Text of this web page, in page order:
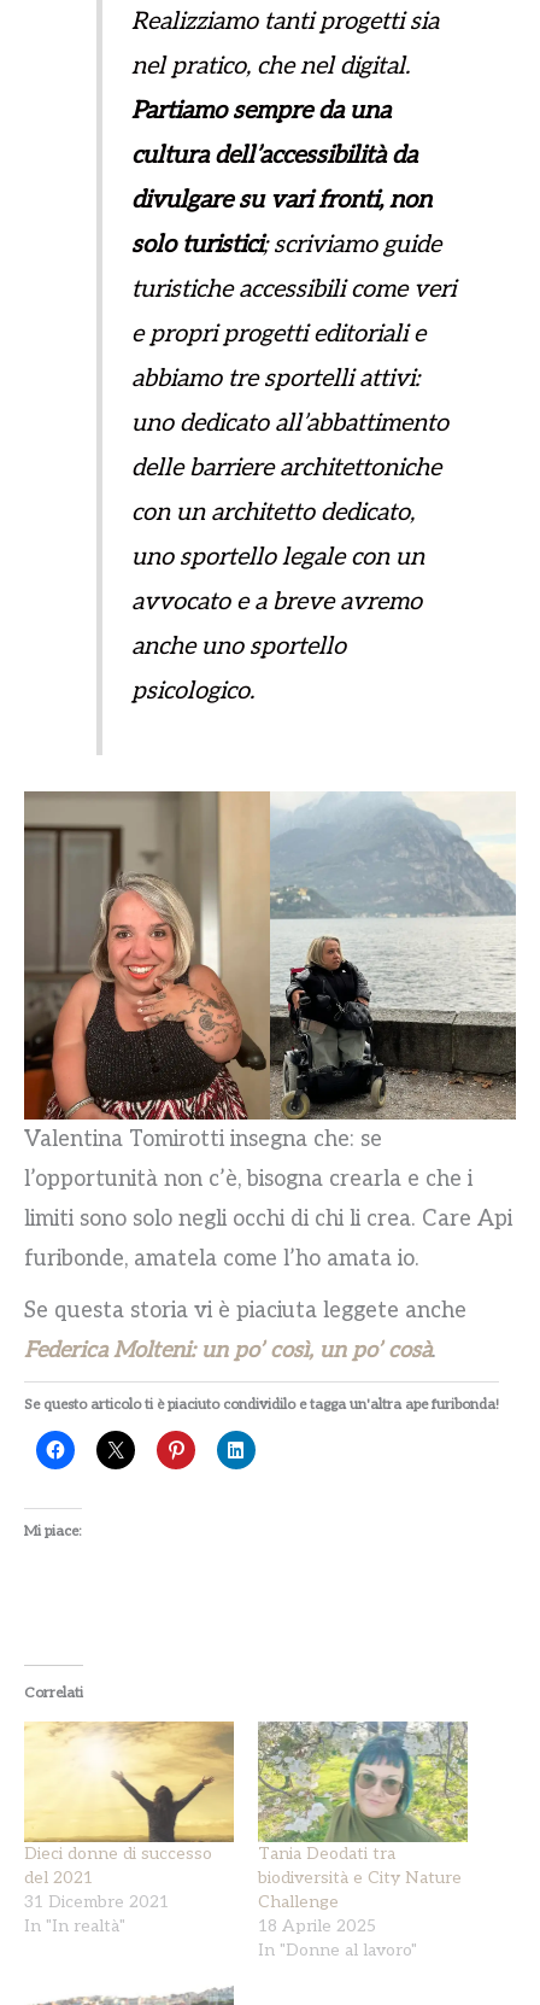
Realizziamo tanti progetti sia
nel pratico, che nel digital.
Partiamo sempre da una
cultura dell’accessibilità da
divulgare su vari fronti, non
solo turistici; scriviamo guide
turistiche accessibili come veri
e propri progetti editoriali e
abbiamo tre sportelli attivi:
uno dedicato all’abbattimento
delle barriere architettoniche
con un architetto dedicato,
uno sportello legale con un
avvocato e a breve avremo
anche uno sportello
psicologico.
Valentina Tomirotti insegna che: se
l’opportunità non c’è, bisogna crearla e che i
limiti sono solo negli occhi di chi li crea. Care Api
furibonde, amatela come l’ho amata io.
Se questa storia vi è piaciuta leggete anche
Federica Molteni: un po’ così, un po’ cosà.
Se questo articolo ti è piaciuto condividilo e tagga un'altra ape furibonda!
Mi piace:
Correlati
Dieci donne di successo
del 2021
31 Dicembre 2021
In "In realtà"
Tania Deodati tra
biodiversità e City Nature
Challenge
18 Aprile 2025
In "Donne al lavoro"